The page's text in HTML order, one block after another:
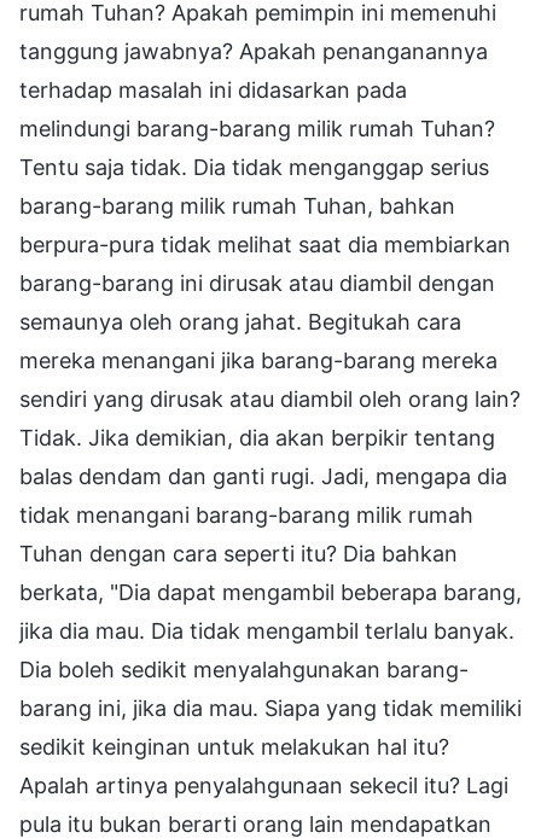
rumah Tuhan? Apakah pemimpin ini memenuhi
tanggung jawabnya? Apakah penanganannya
terhadap masalah ini didasarkan pada
melindungi barang-barang milik rumah Tuhan?
Tentu saja tidak. Dia tidak menganggap serius
barang-barang milik rumah Tuhan, bahkan
berpura-pura tidak melihat saat dia membiarkan
barang-barang ini dirusak atau diambil dengan
semaunya oleh orang jahat. Begitukah cara
mereka menangani jika barang-barang mereka
sendiri yang dirusak atau diambil oleh orang lain?
Tidak. Jika demikian, dia akan berpikir tentang
balas dendam dan ganti rugi. Jadi, mengapa dia
tidak menangani barang-barang milik rumah
Tuhan dengan cara seperti itu? Dia bahkan
berkata, "Dia dapat mengambil beberapa barang,
jika dia mau. Dia tidak mengambil terlalu banyak.
Dia boleh sedikit menyalahgunakan barang-
barang ini, jika dia mau. Siapa yang tidak memiliki
sedikit keinginan untuk melakukan hal itu?
Apalah artinya penyalahgunaan sekecil itu? Lagi
pula itu bukan berarti orang lain mendapatkan